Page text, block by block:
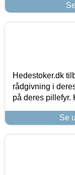
Hedestoker.dk
rådgivning i
på deres pillefyr.
Se